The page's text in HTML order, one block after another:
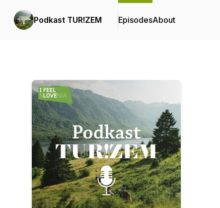
Podkast TUR!ZEM EpisodesAbout